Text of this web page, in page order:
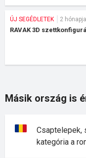
Másik ország is
Csaptelepek,
kategória a
ÚJ SEGÉDLETEK 2 hónapja
RAVAK 3D